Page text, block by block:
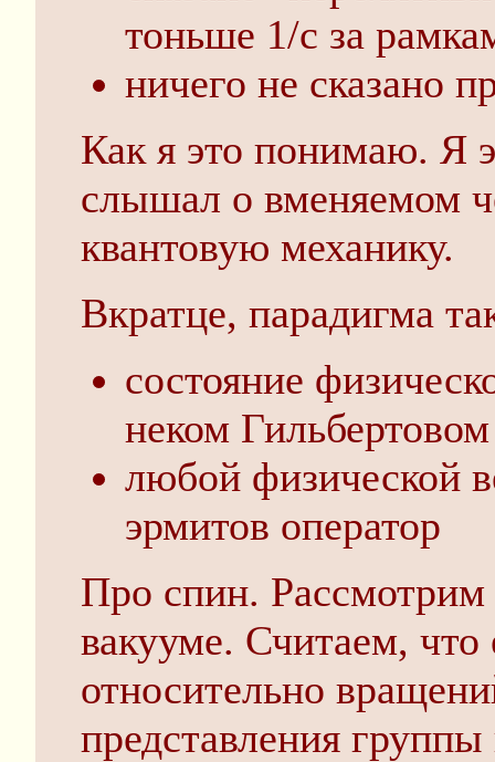
тоньше 1/с за
ничего не сказано
Как я это понимаю. Я
слышал о вменяемом
квантовую механику.
Вкратце, парадигма
состояние
неком
любой физической
эрмитов оператор
Про спин. Рассмотрим
вакууме. Считаем, что
относительно
представления